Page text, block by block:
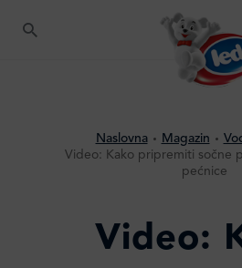
Naslovna Magazin
Video: Kako pripremiti sočne
pećnice
Video: